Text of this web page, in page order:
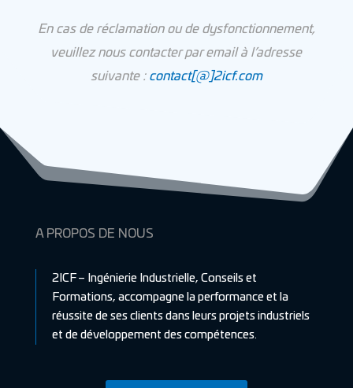
En cas de réclamation ou de dysfonctionnement,
veuillez nous contacter par email à l’adresse
suivante : contact[@]2icf.com
A PROPOS DE NOUS
2ICF – Ingénierie Industrielle, Conseils et
Formations, accompagne la performance et la
réussite de ses clients dans leurs projets industriels
et de développement des compétences.